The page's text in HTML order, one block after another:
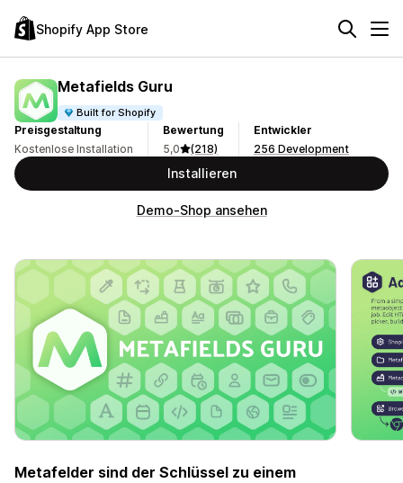
Shopify App Store
Metafields Guru
Built for Shopify
Preisgestaltung
Kostenlose Installation
Bewertung
5,0
(218)
Entwickler
256 Development
Installieren
Demo-Shop ansehen
Metafelder sind der Schlüssel zu einem